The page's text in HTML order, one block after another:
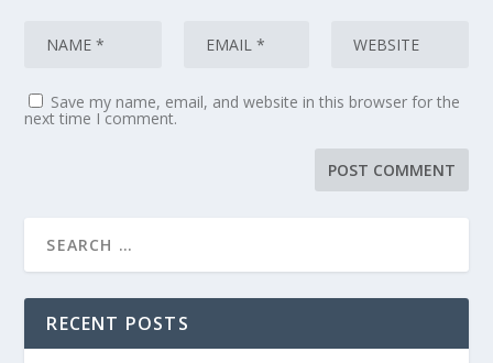
Save my name, email, and website in this browser for the
next time I comment.
RECENT POSTS